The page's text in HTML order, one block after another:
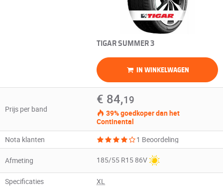
TIGAR SUMMER 3
IN WINKELWAGEN
Prijs per band
€ 84,19
39% goedkoper dan het
Continental
Nota klanten
1 Beoordeling
Afmeting 185/55 R15 86V
Specificaties
XL